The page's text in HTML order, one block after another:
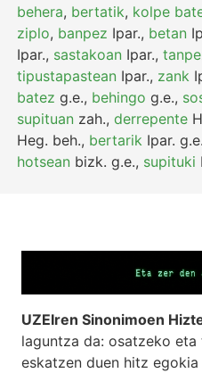
behera, bertatik, kolpe
ziplo, banpez Ipar., betan
Ipar., sastakoan Ipar.,
tipustapastean Ipar., zank
batez g.e., behingo g.e.,
supituan zah.,derrepente
Heg. beh., bertarik Ipar. g.e.
hotsean bizk. g.e., supituki
UZEIren Sinonimoen
laguntza da: osatzeko
eskatzen duen hitz